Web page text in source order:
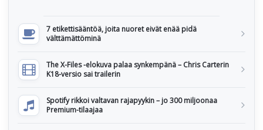
7 etikettisääntöä, joita nuoret eivät enää pidä
välttämättöminä
The X-Files -elokuva palaa synkempänä – Chris Carterin
K18-versio sai trailerin
Spotify rikkoi valtavan rajapyykin – jo 300 miljoonaa
Premium-tilaajaa